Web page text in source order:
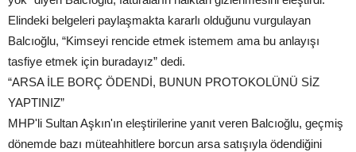
Elindeki belgeleri paylaşmakta kararlı olduğunu vurgulayan
Balcıoğlu, “Kimseyi rencide etmek istemem ama bu anlayışı
tasfiye etmek için buradayız” dedi.
“ARSA İLE BORÇ ÖDENDİ, BUNUN PROTOKOLÜNÜ SİZ
YAPTINIZ”
MHP'li Sultan Aşkın'ın eleştirilerine yanıt veren Balcıoğlu, geçmiş
dönemde bazı müteahhitlere borcun arsa satışıyla ödendiğini